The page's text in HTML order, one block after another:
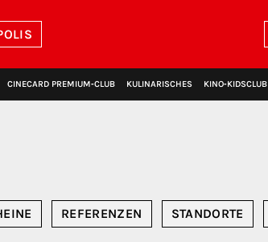
CINECARD PREMIUM‑CLUB KULINARISCHES KINO‑KIDSCLUB
REFERENZEN STANDORTE